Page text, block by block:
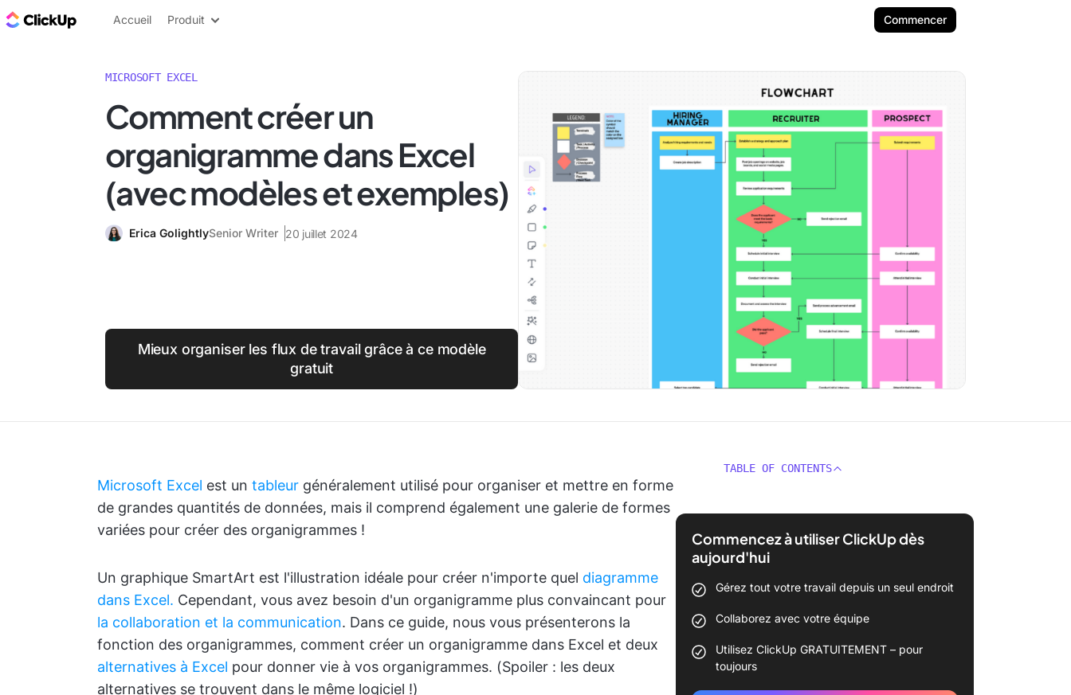
ClickUp Blog
Accueil Produit Commencer
MICROSOFT EXCEL
Comment créer un
organigramme dans Excel
(avec modèles et exemples)
Erica GolightlySenior Writer 20 juillet 2024
Mieux organiser les flux de travail grâce à ce modèle
gratuit
Microsoft Excel est un tableur généralement utilisé pour organiser et mettre en forme
de grandes quantités de données, mais il comprend également une galerie de formes
variées pour créer des organigrammes !
Un graphique SmartArt est l'illustration idéale pour créer n'importe quel diagramme
dans Excel. Cependant, vous avez besoin d'un organigramme plus convaincant pour
la collaboration et la communication. Dans ce guide, nous vous présenterons la
fonction des organigrammes, comment créer un organigramme dans Excel et deux
alternatives à Excel pour donner vie à vos organigrammes. (Spoiler : les deux
alternatives se trouvent dans le même logiciel !)
TABLE OF CONTENTS
Commencez à utiliser ClickUp dès
aujourd'hui
Gérez tout votre travail depuis un seul endroit
Collaborez avec votre équipe
Utilisez ClickUp GRATUITEMENT – pour
toujours